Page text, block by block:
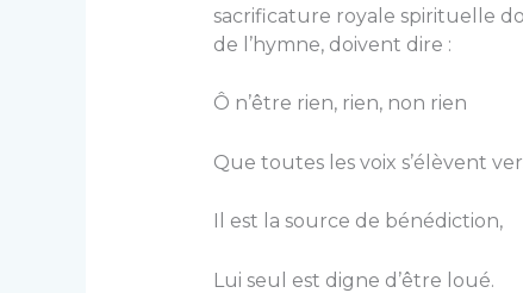
sacrificature royale spirituelle
de l’hymne, doivent dire :
Ô n’être rien, rien, non rien
Que toutes les voix s’élèvent
Il est la source de bénédiction,
Lui seul est digne d’être loué.